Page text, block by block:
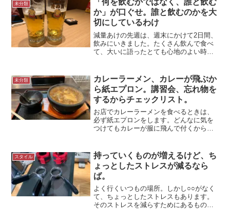
未分類
「何を飲むかではなく、誰と飲む
か」が口ぐせ。誰と飲むのかを大
切にしているわけ
減量あけの先週は、週末にかけて2日間、
飲みにいきました。たくさん飲んで食べ
て、大いに語ったとても心地のよい時間
駅前 花の舞にて誰と飲むかが大事「誰
と飲むかが大事」が口ぐ...
未分類
カレーラーメン、カレーが飛ぶか
ら紙エプロン。講習会、忘れ物を
するからチェックリスト。
お店でカレーラーメンを食べるときは、
必ず紙エプロンをします。どんなに気を
つけてもカレーが服に飛んで付くからで
つけていても忘れ物をするからです。げ
たや 石焼カレーラーメン...
スタイル
持っていくものが増えるけど、ち
ょっとしたストレスが減るなら
ば。
よく行くいつもの場所。しかし○○がなく
て、ちょっとしたストレスもあります。
そのストレスを減らすためにあるものを